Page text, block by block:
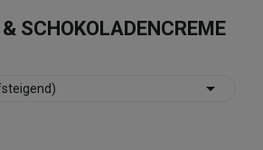
SCHOKOLADENCREME
